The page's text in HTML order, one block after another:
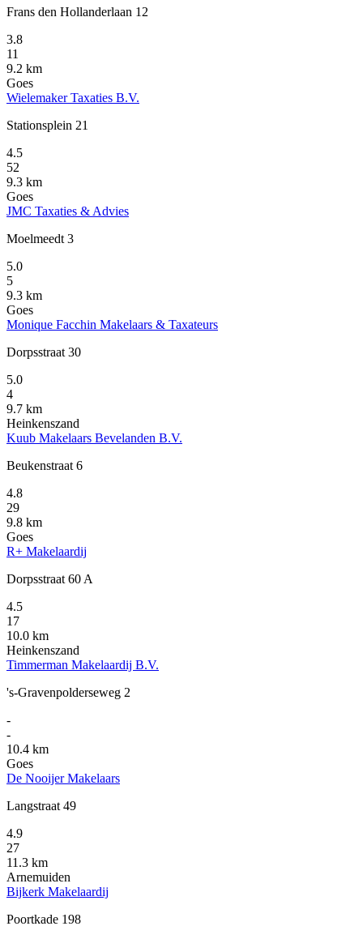
Frans den Hollanderlaan 12
3.8
11
9.2 km
Goes
Wielemaker Taxaties B.V.
Stationsplein 21
4.5
52
9.3 km
Goes
JMC Taxaties & Advies
Moelmeedt 3
5.0
5
9.3 km
Goes
Monique Facchin Makelaars & Taxateurs
Dorpsstraat 30
5.0
4
9.7 km
Heinkenszand
Kuub Makelaars Bevelanden B.V.
Beukenstraat 6
4.8
29
9.8 km
Goes
R+ Makelaardij
Dorpsstraat 60 A
4.5
17
10.0 km
Heinkenszand
Timmerman Makelaardij B.V.
's-Gravenpolderseweg 2
-
-
10.4 km
Goes
De Nooijer Makelaars
Langstraat 49
4.9
27
11.3 km
Arnemuiden
Bijkerk Makelaardij
Poortkade 198